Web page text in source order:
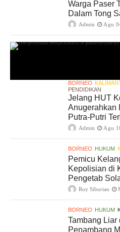
Warga Paser
Dalam Tong
Admin Agu
BORNEO
PENDIDIKAN
Jelang HUT
Anugerahkan
Putra-Putri
Admin Agu
BORNEO HUKUM
Pemicu
Kepolisian di
Pengetab
Roy Siburian
BORNEO HUKUM
Tambang Liar
Penambang